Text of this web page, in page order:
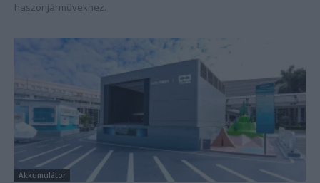
haszonjárművekhez.
Akkumulátor